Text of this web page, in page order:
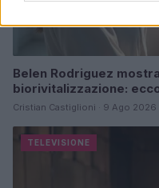
Belen Rodriguez
biorivitalizzazione:
Cristian Castiglioni · 9 Ago 2026
TELEVISIONE